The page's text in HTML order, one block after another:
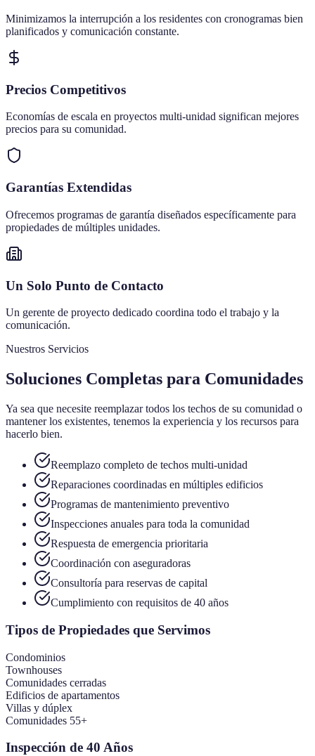
Minimizamos la interrupción a los residentes con cronogramas bien
planificados y comunicación constante.
Precios Competitivos
Economías de escala en proyectos multi-unidad significan mejores
precios para su comunidad.
Garantías Extendidas
Ofrecemos programas de garantía diseñados específicamente para
propiedades de múltiples unidades.
Un Solo Punto de Contacto
Un gerente de proyecto dedicado coordina todo el trabajo y la
comunicación.
Nuestros Servicios
Soluciones Completas para Comunidades
Ya sea que necesite reemplazar todos los techos de su comunidad o
mantener los existentes, tenemos la experiencia y los recursos para
hacerlo bien.
Reemplazo completo de techos multi-unidad
Reparaciones coordinadas en múltiples edificios
Programas de mantenimiento preventivo
Inspecciones anuales para toda la comunidad
Respuesta de emergencia prioritaria
Coordinación con aseguradoras
Consultoría para reservas de capital
Cumplimiento con requisitos de 40 años
Tipos de Propiedades que Servimos
Condominios
Townhouses
Comunidades cerradas
Edificios de apartamentos
Villas y dúplex
Comunidades 55+
Inspección de 40 Años